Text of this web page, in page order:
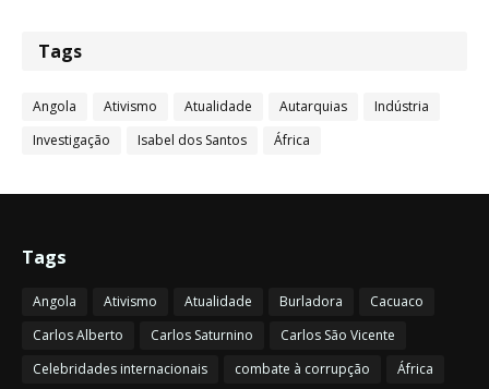
Tags
Angola Ativismo Atualidade Autarquias
Indústria
Investigação
Isabel dos Santos África
Tags
Angola Ativismo Atualidade Burladora
Cacuaco
Carlos Alberto
Carlos Saturnino
Carlos São Vicente
Celebridades internacionais
combate à corrupção África